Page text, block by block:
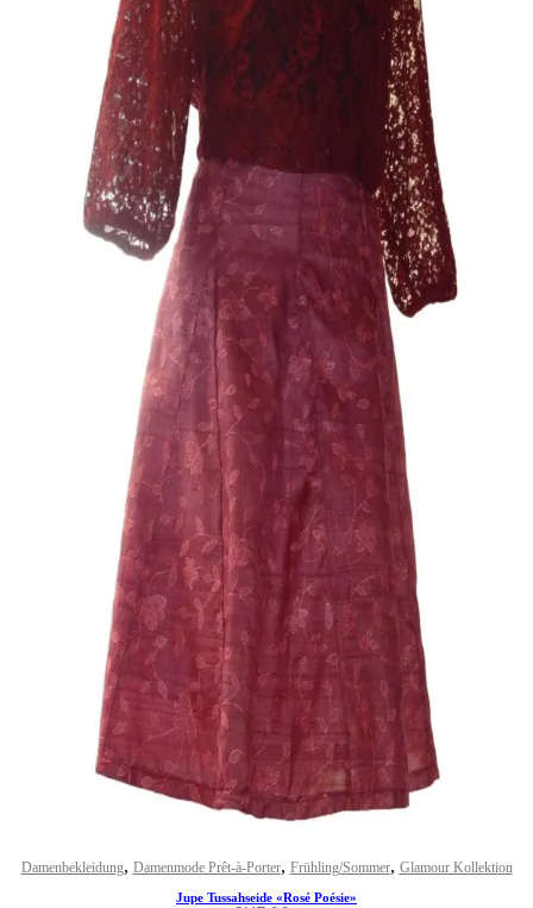
Damenbekleidung, Damenmode Prêt-à-Porter, Frühling/Sommer, Glamour Kollektion
Jupe Tussahseide «Rosé Poésie»